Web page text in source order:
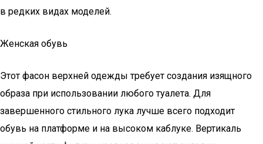
в редких видах моделей.
Женская обувь
Этот фасон верхней одежды требует создания изящного
образа при использовании любого туалета. Для
завершенного стильного лука лучше всего подходит
обувь на платформе и на высоком каблуке. Вертикаль